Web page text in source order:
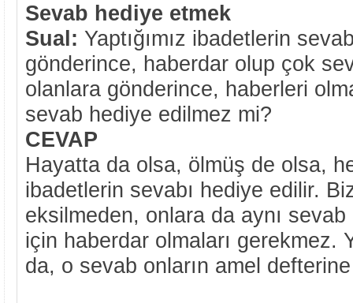
Sevab hediye etmek
Sual: Yaptığımız ibadetlerin
gönderince, haberdar olup çok
olanlara gönderince, haberleri
sevab hediye edilmez mi?
CEVAP
Hayatta da olsa, ölmüş de olsa,
ibadetlerin sevabı hediye edilir.
eksilmeden, onlara da aynı sevab
için haberdar olmaları gerekmez.
da, o sevab onların amel defterine